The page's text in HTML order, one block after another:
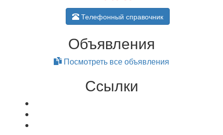
Телефонный справочник
Объявления
Посмотреть все объявления
Ссылки